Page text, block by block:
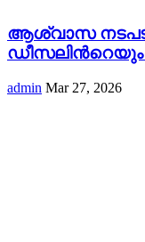
ആശ്വാസ
ഡീസലിന്‍റെയും
admin Mar 27, 2026